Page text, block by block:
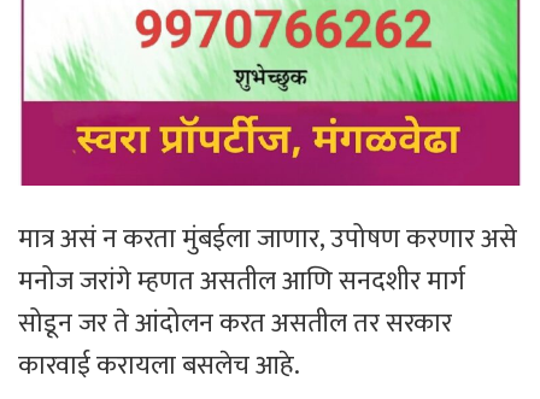
मात्र असं न करता मुंबईला जाणार, उपोषण करणार असे
मनोज जरांगे म्हणत असतील आणि सनदशीर मार्ग
सोडून जर ते आंदोलन करत असतील तर सरकार
कारवाई करायला बसलेच आहे.